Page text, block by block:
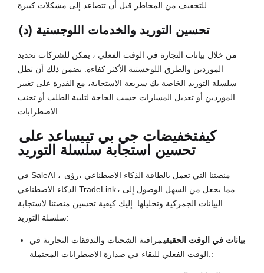
(د) تحسين التوريد والخدمات اللوجستية
من خلال بيانات التجارة في الوقت الفعلي ، يمكن للشركات تحديد
الموردين والطرق اللوجستية الأكثر كفاءة. يضمن ذلك أن تظل
سلسلة التوريد الخاصة بك سريعة الاستجابة، مع القدرة على تغيير
الموردين أو تعديل المسارات حسب الحاجة لتلبية الطلب أو تجنب
كيفتخفيضات جي بي تييساعد على
تحسين استجابة سلسلة التوريد
في SaleAI ، منصتنا التي تعمل بالطاقة الذكاء الاصطناعي ،رؤى
الذكاء الاصطناعي TradeLink، مما يجعل من السهل الوصول إلى
البيانات الجمركية وتحليلها. إليك كيفية تحسين منصتنا لاستجابة
سلسلة التوريد:
بيانات في الوقت الحقيقيمراقبة الشحنات والتدفقات التجارية في
الوقت الفعلي للبقاء في صدارة الاضطرابات المحتملة.: